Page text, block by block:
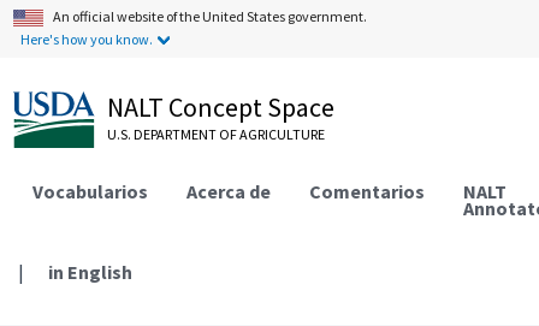
An official website of the United States government.
Here's how you know.
NALT Concept Space
U.S. DEPARTMENT OF AGRICULTURE
Vocabularios Acerca de Comentarios NALT
| in English